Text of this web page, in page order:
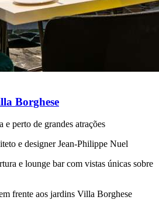
Borghese
e perto de grandes atrações
e designer Jean-Philippe Nuel
e lounge bar com vistas únicas sobre
frente aos jardins Villa Borghese